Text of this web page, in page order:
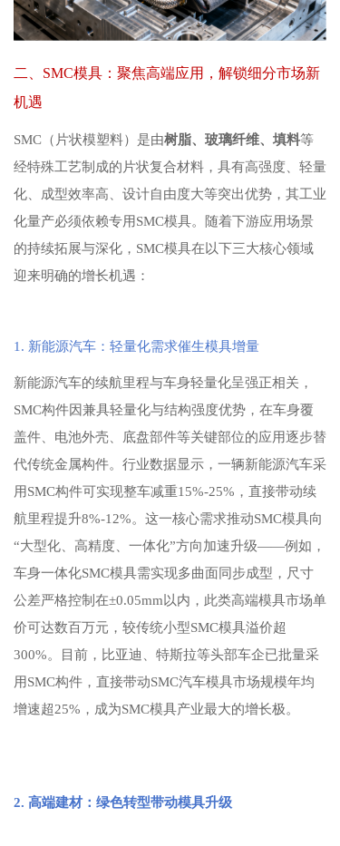
二、SMC模具：聚焦高端应用，解锁细分市场新
机遇
SMC（片状模塑料）是由树脂、玻璃纤维、填料等
经特殊工艺制成的片状复合材料，具有高强度、轻量
化、成型效率高、设计自由度大等突出优势，其工业
化量产必须依赖专用SMC模具。随着下游应用场景
的持续拓展与深化，SMC模具在以下三大核心领域
迎来明确的增长机遇：
1. 新能源汽车：轻量化需求催生模具增量
新能源汽车的续航里程与车身轻量化呈强正相关，
SMC构件因兼具轻量化与结构强度优势，在车身覆
盖件、电池外壳、底盘部件等关键部位的应用逐步替
代传统金属构件。行业数据显示，一辆新能源汽车采
用SMC构件可实现整车减重15%-25%，直接带动续
航里程提升8%-12%。这一核心需求推动SMC模具向
“大型化、高精度、一体化”方向加速升级——例如，
车身一体化SMC模具需实现多曲面同步成型，尺寸
公差严格控制在±0.05mm以内，此类高端模具市场单
价可达数百万元，较传统小型SMC模具溢价超
300%。目前，比亚迪、特斯拉等头部车企已批量采
用SMC构件，直接带动SMC汽车模具市场规模年均
增速超25%，成为SMC模具产业最大的增长极。
2. 高端建材：绿色转型带动模具升级